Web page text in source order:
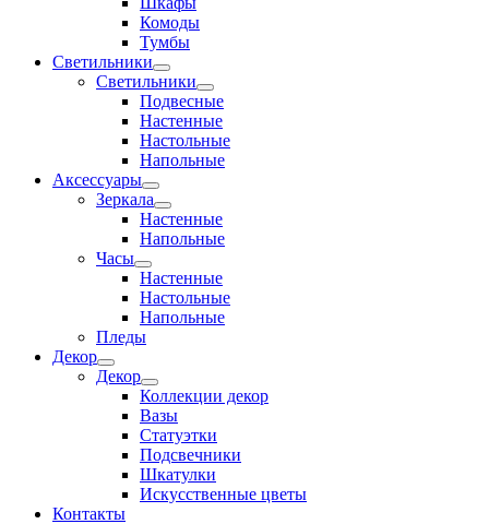
Комоды
Тумбы
Светильники
Светильники
Подвесные
Настенные
Настольные
Напольные
Аксессуары
Зеркала
Настенные
Напольные
Часы
Настенные
Настольные
Напольные
Пледы
Декор
Декор
Коллекции декор
Вазы
Статуэтки
Подсвечники
Шкатулки
Искусственные цветы
Контакты